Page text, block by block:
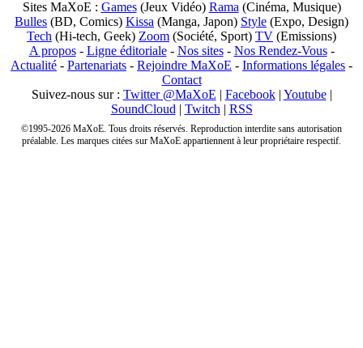
Sites MaXoE : Games(Jeux Vidéo) Rama (Cinéma, Musique)
Bulles (BD, Comics) Kissa (Manga, Japon) Style (Expo, Design)
Tech (Hi-tech, Geek) Zoom (Société, Sport) TV (Emissions)
A propos- Ligne éditoriale- Nos sites- Nos Rendez-Vous-
Actualité - Partenariats - Rejoindre MaXoE - Informations légales -
Contact
Suivez-nous sur : Twitter @MaXoE | Facebook| Youtube|
SoundCloud | Twitch | RSS
©1995-2026 MaXoE. Tous droits réservés. Reproduction interdite sans autorisation
préalable. Les marques citées sur MaXoE appartiennent à leur propriétaire respectif.